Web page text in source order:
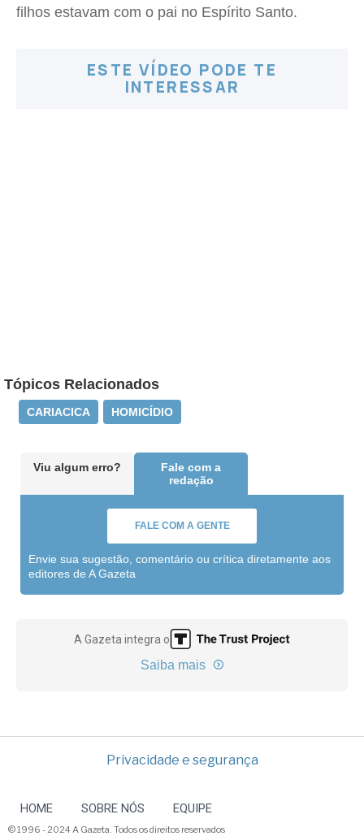
filhos estavam com o pai no Espírito Santo.
ESTE VÍDEO PODE TE
INTERESSAR
Tópicos Relacionados
CARIACICA HOMICÍDIO
Viu algum erro?
Fale com a
redação
FALE COM A GENTE
Envie sua sugestão, comentário ou crítica diretamente aos
editores de A Gazeta
A Gazeta integra o
Saiba mais
Privacidade e segurança
HOME SOBRE NÓS EQUIPE
© 1996 - 2024 A Gazeta. Todos os direitos reservados